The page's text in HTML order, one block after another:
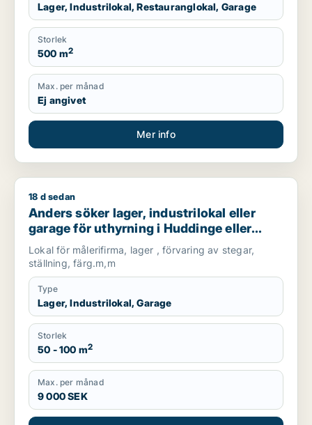
Lager, Industrilokal, Restauranglokal, Garage
Storlek
500 m2
Max. per månad
Ej angivet
Mer info
Anders söker lager, industrilokal eller garage för uthyrning i
18 d sedan
Anders söker lager, industrilokal eller
garage för uthyrning i Huddinge eller
Haninge
Lokal för målerifirma, lager , förvaring av stegar,
ställning, färg.m,m
Type
Lager, Industrilokal, Garage
Storlek
50 - 100 m2
Max. per månad
9 000 SEK